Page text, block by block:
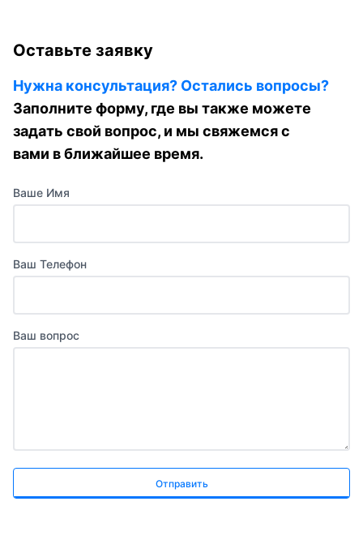
Оставьте заявку
Нужна консультация? Остались вопросы?
Заполните форму, где вы также можете
задать свой вопрос, и мы свяжемся с
вами в ближайшее время.
Ваше Имя
Ваш Телефон
Ваш вопрос
Отправить